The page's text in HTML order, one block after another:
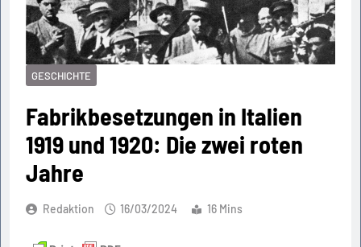
GESCHICHTE
Fabrikbesetzungen in Italien
1919 und 1920: Die zwei roten
Jahre
Redaktion 16/03/2024 16 Mins